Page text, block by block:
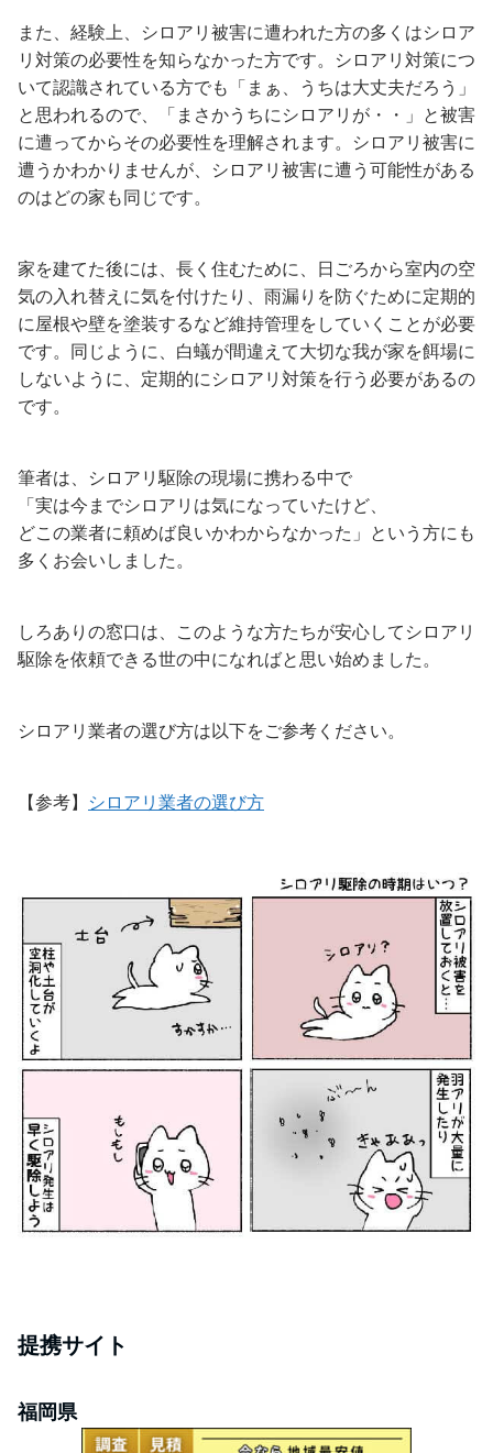
また、経験上、シロアリ被害に遭われた方の多くはシロア
リ対策の必要性を知らなかった方です。シロアリ対策につ
いて認識されている方でも「まぁ、うちは大丈夫だろう」
と思われるので、「まさかうちにシロアリが・・」と被害
に遭ってからその必要性を理解されます。シロアリ被害に
遭うかわかりませんが、シロアリ被害に遭う可能性がある
のはどの家も同じです。
家を建てた後には、長く住むために、日ごろから室内の空
気の入れ替えに気を付けたり、雨漏りを防ぐために定期的
に屋根や壁を塗装するなど維持管理をしていくことが必要
です。同じように、白蟻が間違えて大切な我が家を餌場に
しないように、定期的にシロアリ対策を行う必要があるの
です。
筆者は、シロアリ駆除の現場に携わる中で
「実は今までシロアリは気になっていたけど、
どこの業者に頼めば良いかわからなかった」という方にも
多くお会いしました。
しろありの窓口は、このような方たちが安心してシロアリ
駆除を依頼できる世の中になればと思い始めました。
シロアリ業者の選び方は以下をご参考ください。
【参考】 シロアリ業者の選び方
提携サイト
福岡県